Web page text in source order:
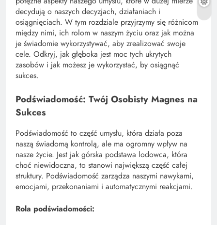
decydują o naszych decyzjach, działaniach i
osiągnięciach. W tym rozdziale przyjrzymy się różnicom
między nimi, ich rolom w naszym życiu oraz jak można
je świadomie wykorzystywać, aby zrealizować swoje
cele. Odkryj, jak głęboka jest moc tych ukrytych
zasobów i jak możesz je wykorzystać, by osiągnąć
sukces.
Podświadomość: Twój Osobisty Magnes na
Sukces
Podświadomość to część umysłu, która działa poza
naszą świadomą kontrolą, ale ma ogromny wpływ na
nasze życie. Jest jak górska podstawa lodowca, która
choć niewidoczna, to stanowi największą część całej
struktury. Podświadomość zarządza naszymi nawykami,
emocjami, przekonaniami i automatycznymi reakcjami.
Rola podświadomości: